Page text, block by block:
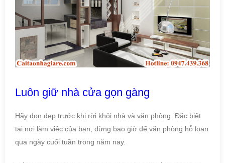
Luôn giữ nhà cửa gọn gàng
Hãy dọn dẹp trước khi rời khỏi nhà và văn phòng. Đặc biệt
tại nơi làm việc của bạn, đừng bao giờ để văn phòng hỗ loạn
qua ngày cuối tuần trong năm nay.